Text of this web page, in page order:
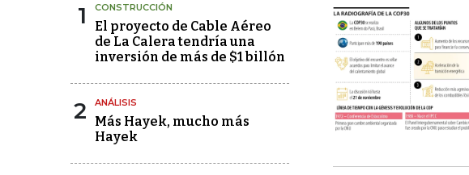
1 CONSTRUCCIÓN
El proyecto de Cable Aéreo
de La Calera tendría una
inversión de más de $1 billón
2 ANÁLISIS
Más Hayek, mucho más
Hayek